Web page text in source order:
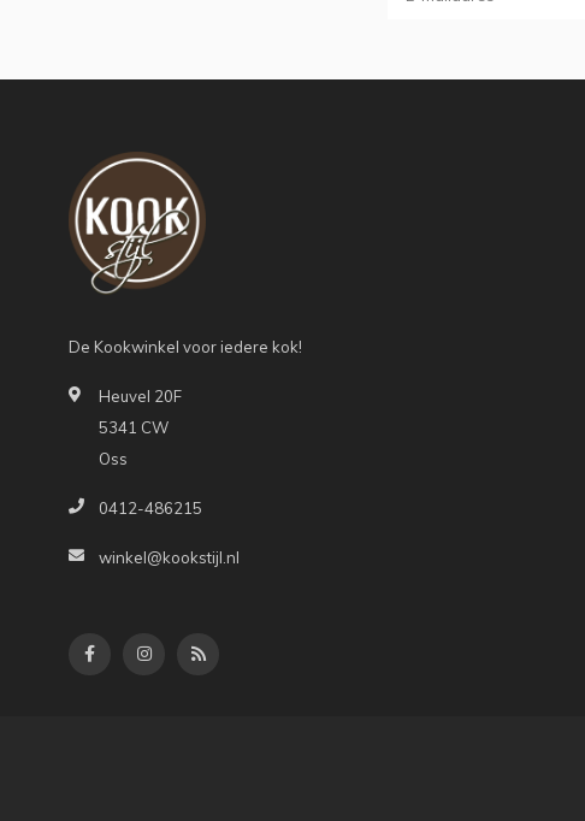
De Kookwinkel voor iedere kok!
Heuvel 20F
5341 CW
Oss
0412-486215
winkel@kookstijl.nl